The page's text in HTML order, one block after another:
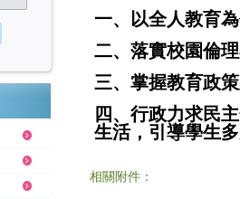
一、以全人教育
二、落實校園倫
三、掌握教育政
四、行政力求民
生活，引導學生
相關附件：